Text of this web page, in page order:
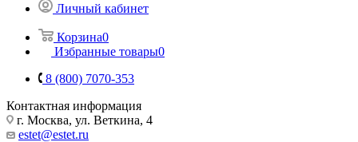
Личный кабинет
Корзина0
Избранные товары0
8 (800) 7070-353
Контактная информация
г. Москва, ул. Веткина, 4
estet@estet.ru